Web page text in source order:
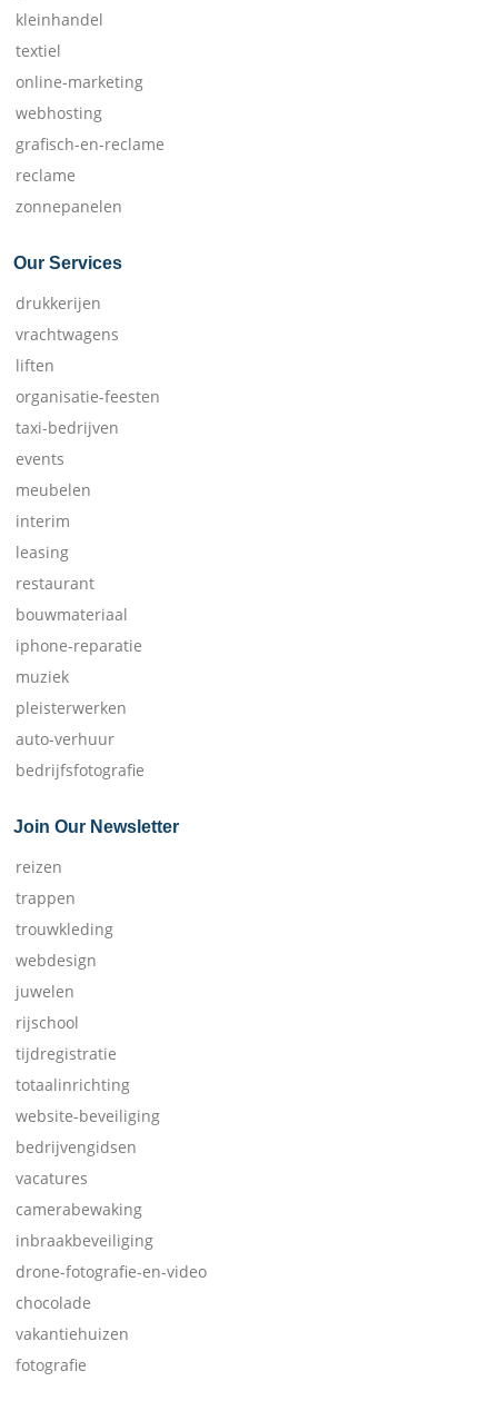
kleinhandel
textiel
online-marketing
webhosting
grafisch-en-reclame
reclame
zonnepanelen
Our Services
drukkerijen
vrachtwagens
liften
organisatie-feesten
taxi-bedrijven
events
meubelen
interim
leasing
restaurant
bouwmateriaal
iphone-reparatie
muziek
pleisterwerken
auto-verhuur
bedrijfsfotografie
Join Our Newsletter
reizen
trappen
trouwkleding
webdesign
juwelen
rijschool
tijdregistratie
totaalinrichting
website-beveiliging
bedrijvengidsen
vacatures
camerabewaking
inbraakbeveiliging
drone-fotografie-en-video
chocolade
vakantiehuizen
fotografie